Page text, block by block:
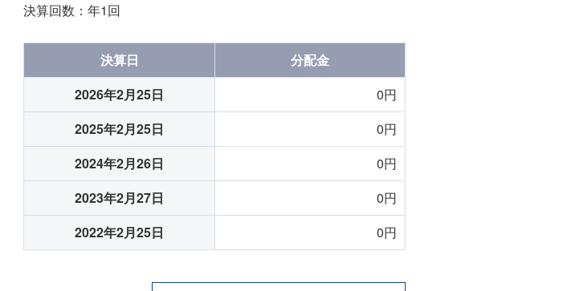
決算回数：年1回
決算日
分配金
2026年2月25日
0円
2025年2月25日
0円
2024年2月26日
0円
2023年2月27日
0円
2022年2月25日
0円